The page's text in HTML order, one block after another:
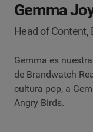
Gemma
Head of Content,
Gemma es
de Brandwatch
cultura pop, a
Angry Birds.